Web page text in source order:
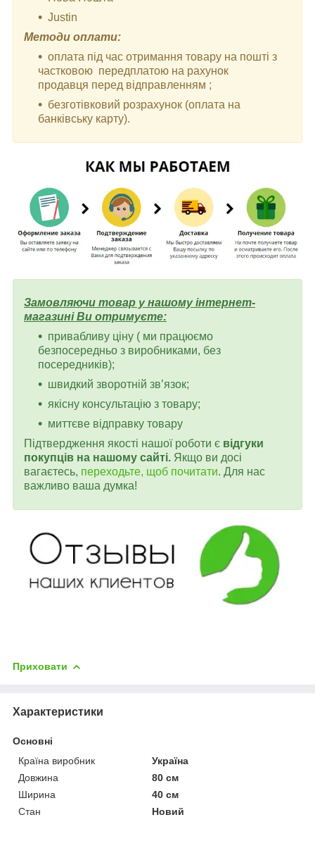
Justin
Методи оплати:
оплата під час отримання товару на пошті з
частковою передплатою на рахунок
продавця перед відправленням ;
безготівковий розрахунок (оплата на
банківську карту).
Замовляючи товар у нашому інтернет-
магазині Ви отримуєте:
привабливу ціну ( ми працюємо
безпосередньо з виробниками, без
посередників);
швидкий зворотній зв’язок;
якісну консультацію з товару;
миттєве відправку товару
Підтвердження якості нашої роботи є відгуки
покупців на нашому сайті. Якщо ви досі
вагаєтесь, переходьте, щоб почитати. Для нас
важливо ваша думка!
Приховати
Характеристики
Основні
Країна виробник
Україна
Довжина
80 см
Ширина
40 см
Стан
Новий